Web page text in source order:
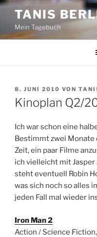
Zum
Inhalt
springen
TANIS
Mein Tagebuch
VERÖFFENTLICHT
AM
8. JUNI 2010 VON
Kinoplan Q2/
Ich war schon eine
Bestimmt zwei Monate
Zeit, ein paar Filme
ich vielleicht mit Jasper
steht eventuell Robin
was sich noch so alles
jeden Fall mal wieder
Iron Man 2
Action / Science